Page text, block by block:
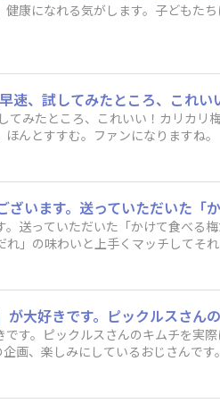
康になれる気がします。子どもた
みたところ、これいい！カリカリ
んとすすむ。ファンになりますね。
送っていただいた「かけて食べる
」の味わいと上手くマッチしてそ
す。ピックルスさんのキムチを実
画、楽しみにしているおじさんです。